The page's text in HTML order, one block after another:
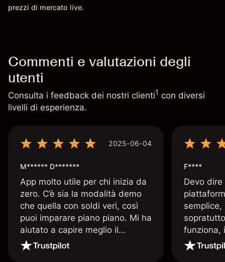
prezzi di mercato live.
Commenti e valutazioni degli
utenti
Consulta i feedback dei nostri clienti1 con diversi
livelli di esperienza.
2025-06-04
M****** D*******
App molto utile per chi inizia da
zero. C’è sia la modalità demo
che quella con soldi veri, così
puoi imparare piano piano. Mi ha
aiutato a capire meglio il
trading. La consiglio a chi parte
senza esperienza.
F****
Devo
funziona,
Davide e'
spiega